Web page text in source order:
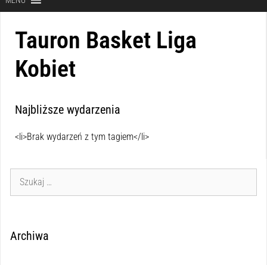
Tauron Basket Liga
Kobiet
Najbliższe wydarzenia
<li>Brak wydarzeń z tym tagiem</li>
Archiwa